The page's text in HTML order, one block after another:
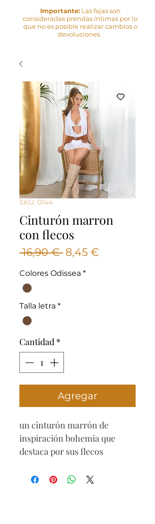
Importante:Las fajas son
consideradas prendas íntimas por lo
que no es posible realizar cambios o
devoluciones.
SKU: 0144
Cinturón marron
con flecos
16,90 € Precio
8,45 €
Colores Odissea *
Talla letra *
Cantidad *
Agregar
un cinturón marrón de
inspiración bohemia que
destaca por sus flecos